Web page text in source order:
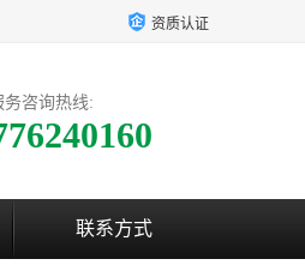
资质认证
务咨询热线:
联系方式